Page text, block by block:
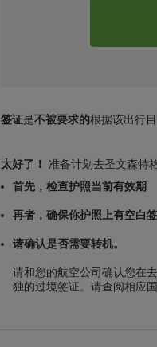
签证是不被要求的根据该出行
太好了！ 准备计划去圣文森特
首先，检查护照当前有效期
再者，确保你护照上有空白
请确认是否需要转机。
请和您的航空公司确认您在
独的过境签证。请查阅相应